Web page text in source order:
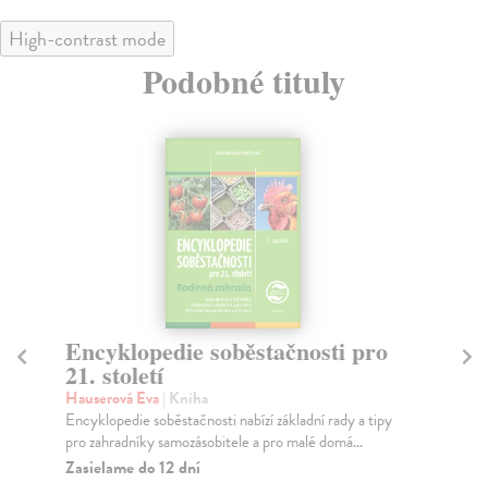
High-contrast mode
Podobné tituly
Encyklopedie soběstačnosti pro
21. století
Hauserová Eva| Kniha
Encyklopedie soběstačnosti nabízí základní rady a tipy
pro zahradníky samozásobitele a pro malé domá...
Zasielame do 12 dní